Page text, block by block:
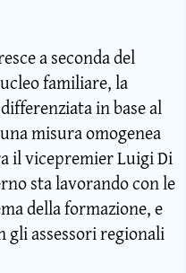
a seconda del
familiare, la
in base al
misura omogenea
il vicepremier Luigi Di
sta lavorando con le
della formazione, e
gli assessori regionali